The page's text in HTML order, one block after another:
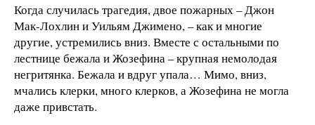
Когда случилась трагедия, двое пожарных – Джон
Мак-Лохлин и Уильям Джимено, – как и многие
другие, устремились вниз. Вместе с остальными по
лестнице бежала и Жозефина – крупная немолодая
негритянка. Бежала и вдруг упала… Мимо, вниз,
мчались клерки, много клерков, а Жозефина не могла
даже привстать.